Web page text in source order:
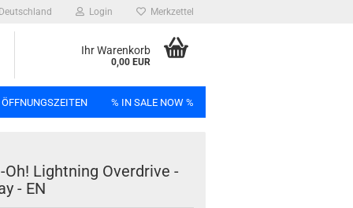
Deutschland Login Merkzettel
Ihr Warenkorb
0,00 EUR
% IN SALE NOW %
Oh! Light­ning Over­dri­ve -
- EN